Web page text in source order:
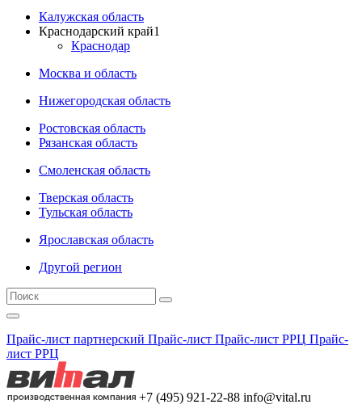
Калужская область
Краснодарский край1
Краснодар
Москва и область
Нижегородская область
Ростовская область
Рязанская область
Смоленская область
Тверская область
Тульская область
Ярославская область
Другой регион
Прайс-лист партнерский Прайс-лист Прайс-лист РРЦ Прайс-
лист РРЦ
+7 (495) 921-22-88 info@vital.ru